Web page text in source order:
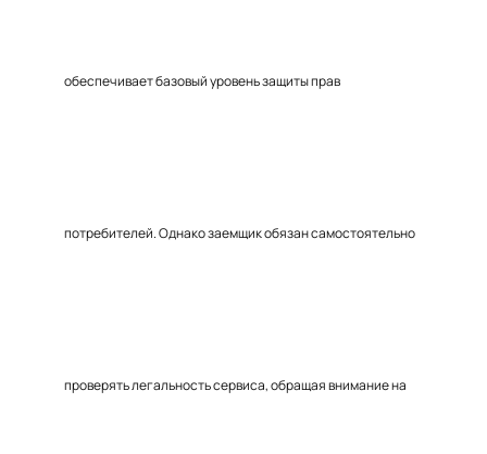
обеспечивает базовый уровень защиты прав
потребителей. Однако заемщик обязан самостоятельно
проверять легальность сервиса, обращая внимание на